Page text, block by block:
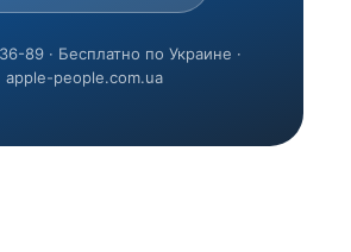
89 · Бесплатно по Украине ·
apple-people.com.ua